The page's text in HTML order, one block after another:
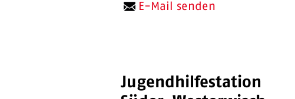
E-Mail senden
Jugendhilfestation